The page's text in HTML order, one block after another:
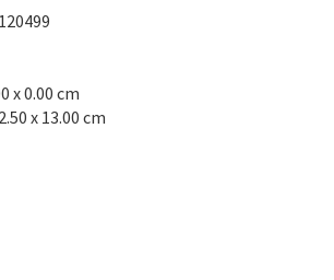
x 0.00 cm
x 13.00 cm